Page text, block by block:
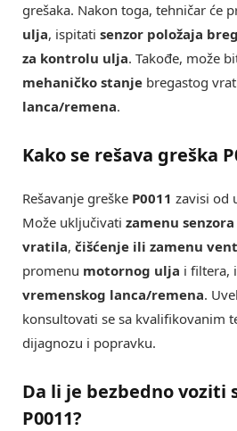
grešaka. Nakon toga, tehničar će
ulja, ispitati senzor položaja
za kontrolu ulja. Takođe, može
mehaničko stanje bregastog
lanca/remena.
Kako se rešava greška
Rešavanje greške P0011 zavisi od
Može uključivati zamenu
vratila, čišćenje ili zamenu
promenu motornog ulja i filtera,
vremenskog lanca/remena.
konsultovati se sa kvalifikovanim
dijagnozu i popravku.
Da li je bezbedno voziti
P0011?